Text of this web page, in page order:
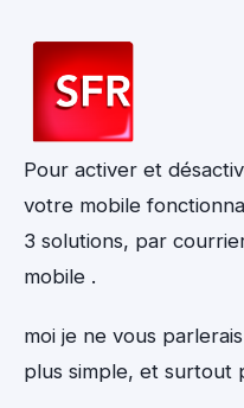
Pour activer et
votre mobile
3 solutions, par
mobile .
moi je ne vous
plus simple, et surtout